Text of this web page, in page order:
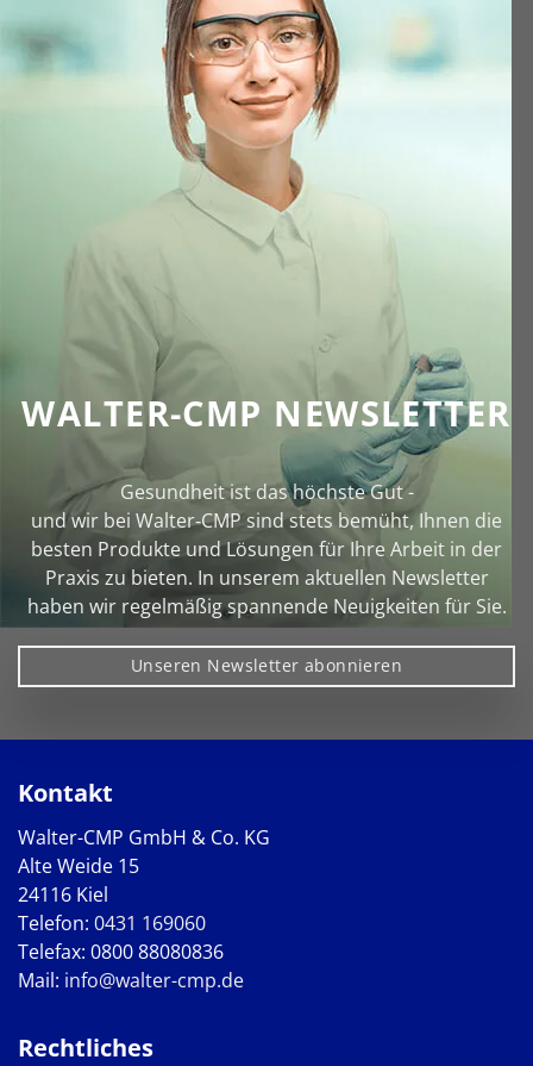
WALTER-CMP NEWSLETTER
Gesundheit ist das höchste Gut -
und wir bei Walter‑CMP sind stets bemüht, Ihnen die
besten Produkte und Lösungen für Ihre Arbeit in der
Praxis zu bieten. In unserem aktuellen Newsletter
haben wir regelmäßig spannende Neuigkeiten für Sie.
Unseren Newsletter abonnieren
Kontakt
Walter-CMP GmbH & Co. KG
Alte Weide 15
24116 Kiel
Telefon: 0431 169060
Telefax: 0800 88080836
Mail: info@walter-cmp.de
Rechtliches